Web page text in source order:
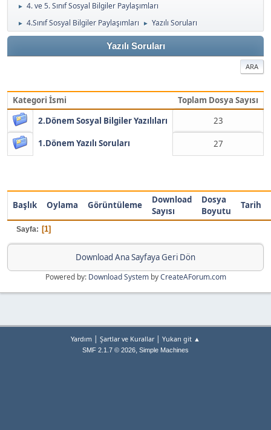
► 4. ve 5. Sınıf Sosyal Bilgiler Paylaşımları
► 4.Sınıf Sosyal Bilgiler Paylaşımları ► Yazılı Soruları
Yazılı Soruları
ARA
Kategori İsmi
Toplam Dosya Sayısı
2.Dönem Sosyal Bilgiler Yazılıları
23
1.Dönem Yazılı Soruları 27
Başlık Oylama Görüntüleme
Download
Sayısı
Dosya
Boyutu
Tarih
Sayfa 1
Download Ana Sayfaya Geri Dön
Powered by: Download SystembyCreateAForum.com
Yardım | Şartlar ve Kurallar| Yukarı git ▲
SMF 2.1.7 © 2026, Simple Machines